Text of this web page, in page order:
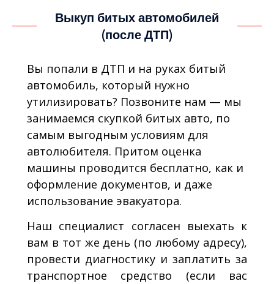
Выкуп битых автомобилей
(после ДТП)
Вы попали в ДТП и на руках битый
автомобиль, который нужно
утилизировать? Позвоните нам — мы
занимаемся скупкой битых авто, по
самым выгодным условиям для
автолюбителя. Притом оценка
машины проводится бесплатно, как и
оформление документов, и даже
использование эвакуатора.
Наш специалист согласен выехать к
вам в тот же день (по любому адресу),
провести диагностику и заплатить за
транспортное средство (если вас